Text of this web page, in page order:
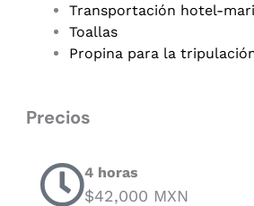
Transportación hotel-
Toallas
Propina para la
Precios
4 horas
$42,000 MXN